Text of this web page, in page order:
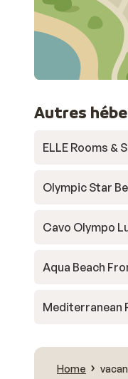
Autres
ELLE Rooms &
Olympic Star
Cavo Olympo
Aqua Beach
Mediterranean
Home